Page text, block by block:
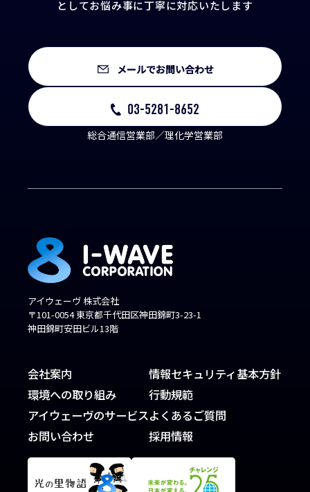
としてお悩み事に丁寧に対応いたします
メールでお問い合わせ
03-5281-8652
総合通信営業部／理化学営業部
アイウェーヴ 株式会社
〒101-0054 東京都千代田区神田錦町3-23-1
神田錦町安田ビル13階
会社案内
環境への取り組み
アイウェーヴのサービス
お問い合わせ
情報セキュリティ基本方針
行動規範
よくあるご質問
採用情報